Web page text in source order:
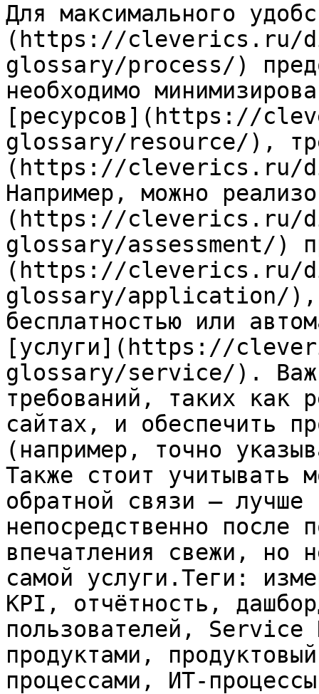
Для максимального
(https://cleverics.ru/
glossary/process/)
необходимо
[ресурсов](https://
glossary/resource/),
(https://cleverics.ru/
Например, можно
(https://cleverics.ru/
glossary/assessment/)
(https://cleverics.ru/
glossary/application/),
бесплатностью или
[услуги](https://
glossary/service/).
требований, таких как
сайтах, и обеспечить
(например, точно
Также стоит учитывать
обратной связи — лучше
непосредственно после
впечатления свежи, но
самой услуги.Теги:
KPI, отчётность,
пользователей,
продуктами,
процессами, ИТ-процессы